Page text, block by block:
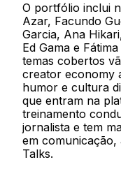
O portfólio inclui
Azar, Facundo
Garcia, Ana
Ed Gama e
temas cobertos
creator economy
humor e cultura
que entram na
treinamento
jornalista e tem
em
Talks.